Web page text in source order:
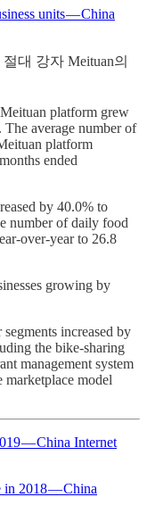
units — China
대 강자 Meituan의
platform grew
average number of
platform
ended
by 40.0% to
number of daily food
over-year to 26.8
growing by
increased by
the bike-sharing
management system
marketplace model
— China Internet
2018 — China